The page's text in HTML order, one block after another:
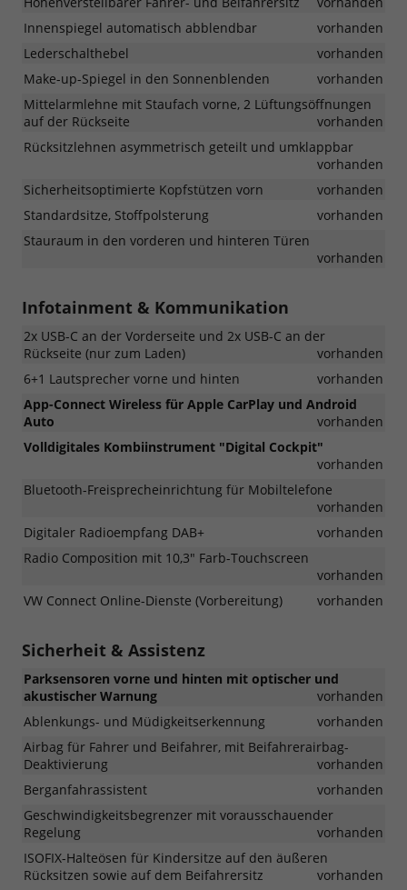
Innenspiegel automatisch abblendbar
vorhanden
Lederschalthebel
vorhanden
Make-up-Spiegel in den Sonnenblenden
vorhanden
Mittelarmlehne mit Staufach vorne, 2 Lüftungsöffnungen
auf der Rückseite
vorhanden
Rücksitzlehnen asymmetrisch geteilt und umklappbar
vorhanden
Sicherheitsoptimierte Kopfstützen vorn
vorhanden
Standardsitze, Stoffpolsterung
vorhanden
Stauraum in den vorderen und hinteren Türen
vorhanden
Infotainment & Kommunikation
2x USB-C an der Vorderseite und 2x USB-C an der
Rückseite (nur zum Laden)
vorhanden
6+1 Lautsprecher vorne und hinten
vorhanden
App-Connect Wireless für Apple CarPlay und Android
Auto
vorhanden
Volldigitales Kombiinstrument "Digital Cockpit"
vorhanden
Bluetooth-Freisprecheinrichtung für Mobiltelefone
vorhanden
Digitaler Radioempfang DAB+
vorhanden
Radio Composition mit 10,3" Farb-Touchscreen
vorhanden
VW Connect Online-Dienste (Vorbereitung)
vorhanden
Sicherheit & Assistenz
Parksensoren vorne und hinten mit optischer und
akustischer Warnung
vorhanden
Ablenkungs- und Müdigkeitserkennung
vorhanden
Airbag für Fahrer und Beifahrer, mit Beifahrerairbag-
Deaktivierung
vorhanden
Berganfahrassistent
vorhanden
Geschwindigkeitsbegrenzer mit vorausschauender
Regelung
vorhanden
ISOFIX-Halteösen für Kindersitze auf den äußeren
Rücksitzen sowie auf dem Beifahrersitz
vorhanden